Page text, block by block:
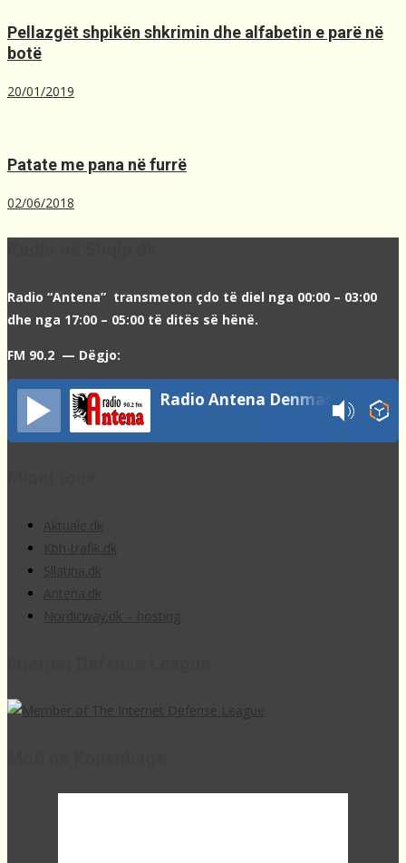
Pellazgët shpikën shkrimin dhe alfabetin e parë në
botë
20/01/2019
Patate me pana në furrë
02/06/2018
Radio “Antena” transmeton çdo të diel nga 00:00 – 03:00
dhe nga 17:00 – 05:00 të ditës së hënë.
FM 90.2 — Dëgjo:
Radio Antena Denmark